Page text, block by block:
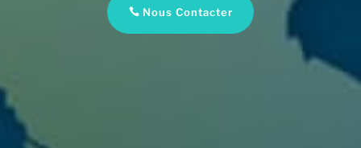
Nous Contacter